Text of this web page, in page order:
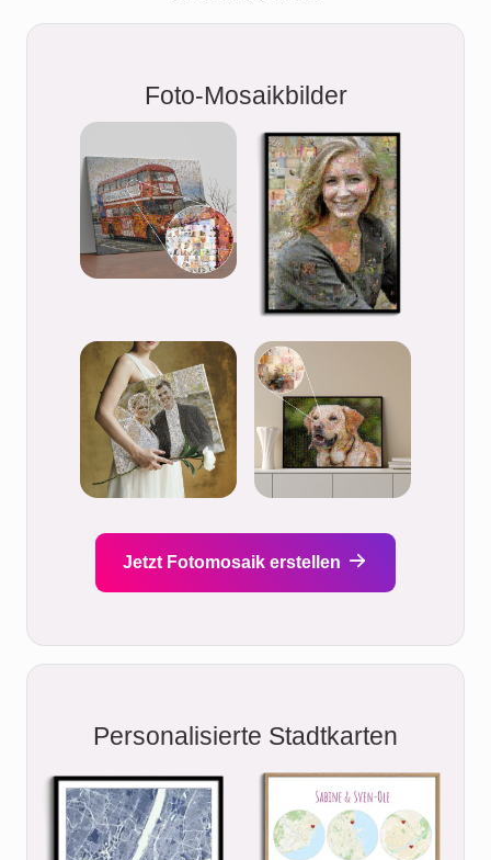
Foto-Mosaikbilder
Jetzt Fotomosaik erstellen
Personalisierte Stadtkarten